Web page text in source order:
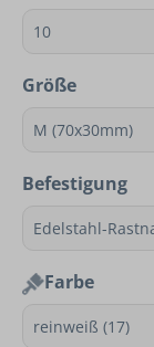
Größe
Befestigung
Farbe